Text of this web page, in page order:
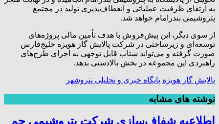
به ارتقای ظرفیت عملیاتی و انعطاف‌پذیری تولید در مجتمع
پتروشیمی بندرامام خواهد شد.
از سوی دیگر، این پیش‌فروش با هدف تأمین مالی پروژه‌های
توسعه‌ای و زیرساختی در شرکت پالایش گاز هویزه خلیج‌فارس
صورت گرفته و می‌تواند شتاب قابل توجهی به اجرای طرح‌های
راهبردی این مجموعه در بخش بالادستی بدهد.
پالایش گاز هویزه پایگاه خبری و تحلیلی پتروشهر
نوشته های مشابه
اطلاعیه شفاف‌سازی شرکت پتروشیمی جم